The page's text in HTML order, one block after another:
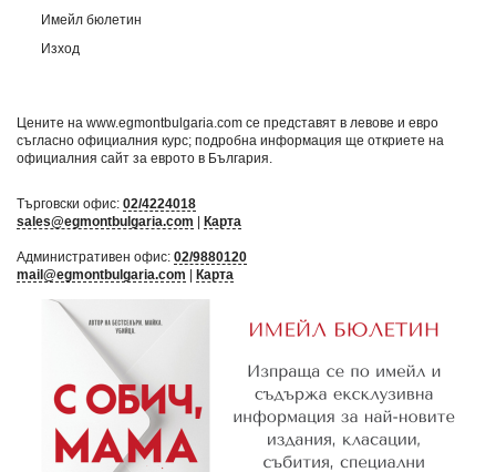
Имейл бюлетин
Изход
Цените на www.egmontbulgaria.com се представят в левове и евро
съгласно официалния курс; подробна информация ще откриете на
официалния сайт за еврото в България
Търговски офис: 02/4224018
sales@egmontbulgaria.com
Карта
Административен офис: 02/9880120
mail@egmontbulgaria.com
Карта